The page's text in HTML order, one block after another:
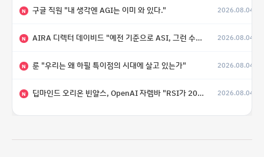
N 구글 직원 "내 생각엔 AGI는 이미 와 있다." 2026.08.04
N AIRA 디렉터 데이비드 "예전 기준으로 ASI, 그런 수준은 바로 다음 분기에 온다" 2026.08.04
N 룬 "우리는 왜 하필 특이점의 시대에 살고 있는가" 2026.08.04
N 딥마인드 오리온 빈얄스, OpenAI 자렘바 "RSI가 2027년이나 2028년까지 달성될 수도 있다" 2026.08.04